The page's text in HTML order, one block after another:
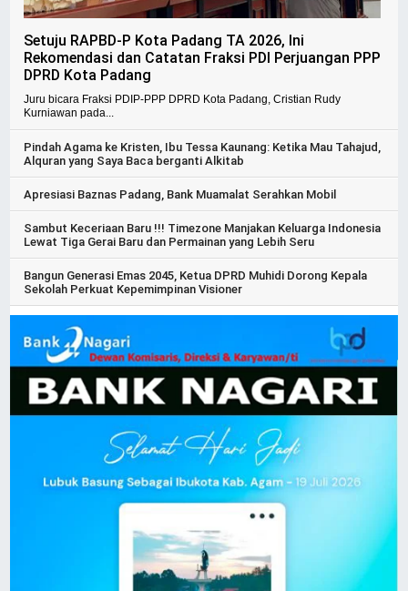
Setuju RAPBD-P Kota Padang TA 2026, Ini
Rekomendasi dan Catatan Fraksi PDI Perjuangan PPP
DPRD Kota Padang
Juru bicara Fraksi PDIP-PPP DPRD Kota Padang, Cristian Rudy
Kurniawan pada...
Pindah Agama ke Kristen, Ibu Tessa Kaunang: Ketika Mau Tahajud,
Alquran yang Saya Baca berganti Alkitab
Apresiasi Baznas Padang, Bank Muamalat Serahkan Mobil
Sambut Keceriaan Baru !!! Timezone Manjakan Keluarga Indonesia
Lewat Tiga Gerai Baru dan Permainan yang Lebih Seru
Bangun Generasi Emas 2045, Ketua DPRD Muhidi Dorong Kepala
Sekolah Perkuat Kepemimpinan Visioner